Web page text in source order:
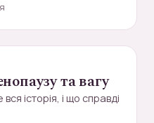
та вагу
історія, і що справді